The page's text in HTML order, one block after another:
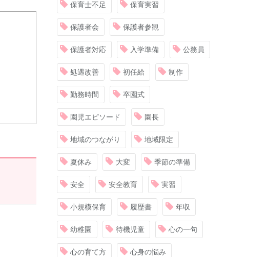
保育士不足 保育実習
保護者会 保護者参観
保護者対応 入学準備 公務員
処遇改善 初任給 制作
勤務時間 卒園式
園児エピソード 園長
地域のつながり 地域限定
夏休み 大変 季節の準備
安全 安全教育 実習
小規模保育 履歴書 年収
幼稚園 待機児童 心の一句
心の育て方 心身の悩み